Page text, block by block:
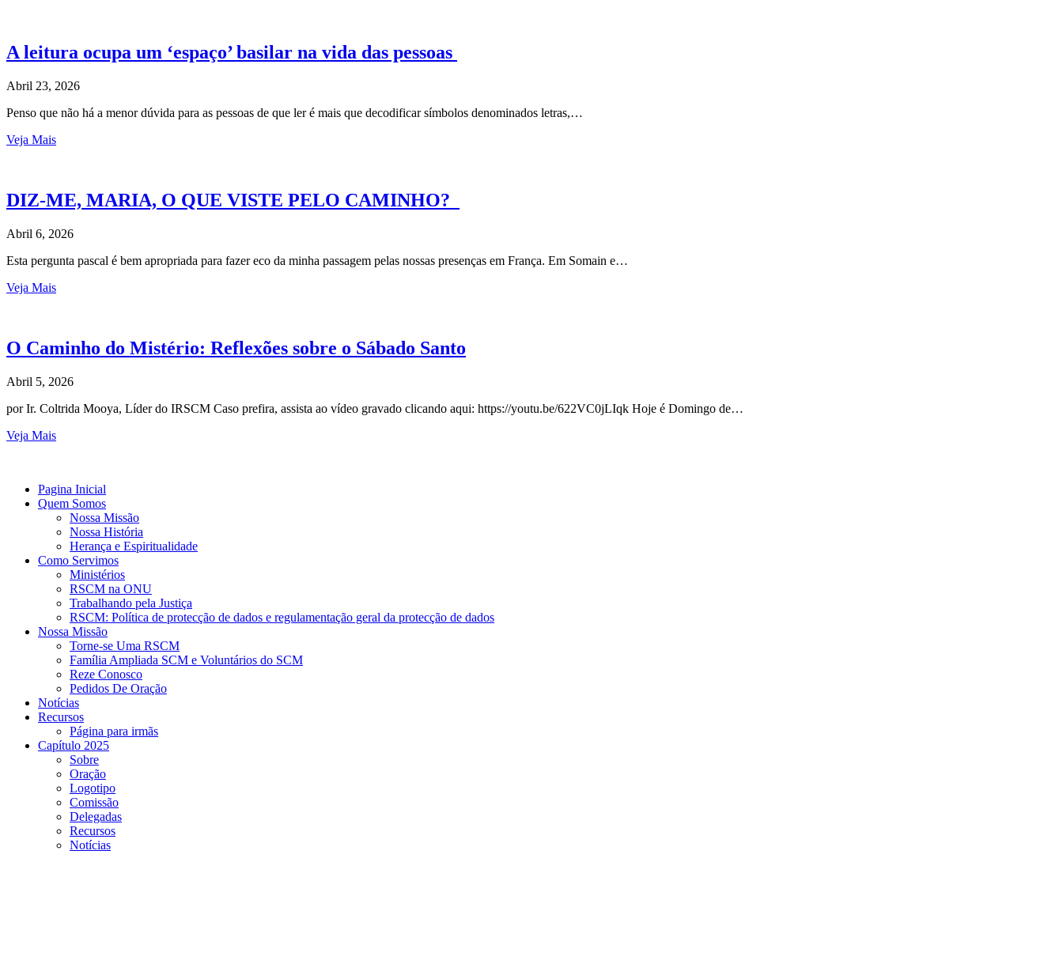
A leitura ocupa um ‘espaço’ basilar na vida das pessoas
Abril 23, 2026
Penso que não há a menor dúvida para as pessoas de que ler é mais que decodificar símbolos denominados letras,…
Veja Mais
DIZ-ME, MARIA, O QUE VISTE PELO CAMINHO?
Abril 6, 2026
Esta pergunta pascal é bem apropriada para fazer eco da minha passagem pelas nossas presenças em França. Em Somain e…
Veja Mais
O Caminho do Mistério: Reflexões sobre o Sábado Santo
Abril 5, 2026
por Ir. Coltrida Mooya, Líder do IRSCM Caso prefira, assista ao vídeo gravado clicando aqui: https://youtu.be/622VC0jLIqk Hoje é Domingo de…
Veja Mais
Pagina Inicial
Quem Somos
Nossa Missão
Nossa História
Herança e Espiritualidade
Como Servimos
Ministérios
RSCM na ONU
Trabalhando pela Justiça
RSCM: Política de protecção de dados e regulamentação geral da protecção de dados
Nossa Missão
Torne-se Uma RSCM
Família Ampliada SCM e Voluntários do SCM
Reze Conosco
Pedidos De Oração
Notícias
Recursos
Página para irmãs
Capítulo 2025
Sobre
Oração
Logotipo
Comissão
Delegadas
Recursos
Notícias